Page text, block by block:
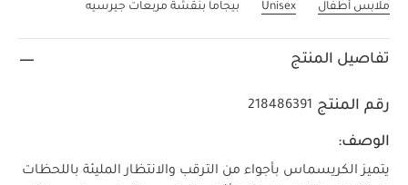
ملابس أطفال Unisex بيجاما بنقشة مربعات جيرسيه
تفاصيل المنتج
رقم المنتج 218486391
الوصف:
يتميز الكريسماس بأجواء من الترقب والانتظار المليئة باللحظات